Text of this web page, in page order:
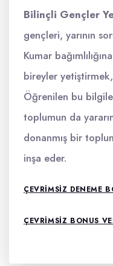
Bilinçli Gençler
gençleri, yarının
Kumar
bireyler
Öğrenilen bu
toplumun da
donanmış bir
inşa eder.
ÇEVRIMSIZ DENEME
ÇEVRIMSIZ BONUS